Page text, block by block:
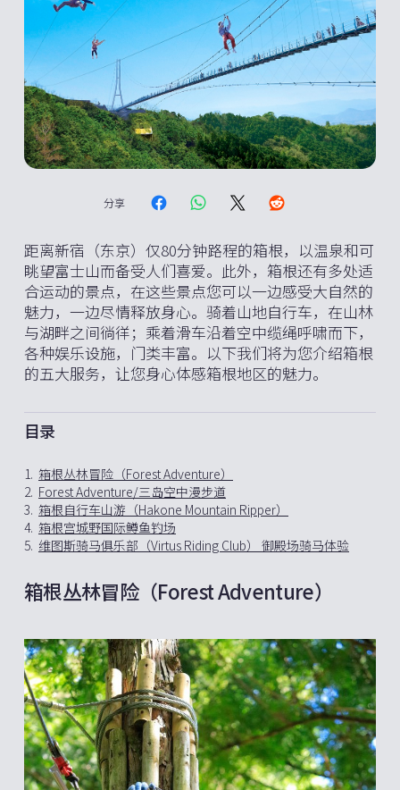
分享
距离新宿（东京）仅80分钟路程的箱根，以温泉和可
眺望富士山而备受人们喜爱。此外，箱根还有多处适
合运动的景点，在这些景点您可以一边感受大自然的
魅力，一边尽情释放身心。骑着山地自行车，在山林
与湖畔之间徜徉；乘着滑车沿着空中缆绳呼啸而下，
各种娱乐设施，门类丰富。以下我们将为您介绍箱根
的五大服务，让您身心体感箱根地区的魅力。
目录
1. 箱根丛林冒险（Forest Adventure）
2. Forest Adventure/三岛空中漫步道
3. 箱根自行车山游（Hakone Mountain Ripper）
4. 箱根宫城野国际鳟鱼钓场
5. 维图斯骑马俱乐部（Virtus Riding Club） 御殿场骑马体验
箱根丛林冒险（Forest Adventure）